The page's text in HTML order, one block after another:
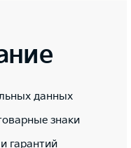
данных
знаки
гарантий